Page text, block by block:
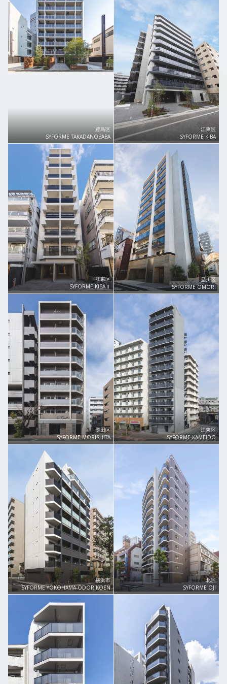
豊島区
SYFORME TAKADANOBABA
江東区
SYFORME KIBA
江東区
SYFORME KIBAⅡ
品川区
SYFORME OMORI
墨田区
SYFORME MORISHITA
江東区
SYFORME KAMEIDO
横浜市
SYFORME YOKOHAMA-ODORIKOEN
北区
SYFORME OJI